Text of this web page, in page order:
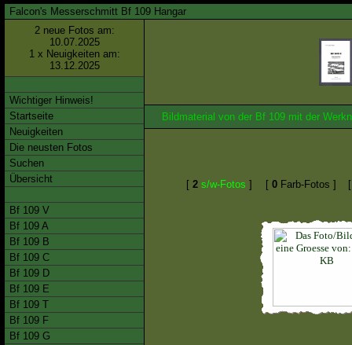
Falcon's Messerschmitt Bf 109 Hangar
2 neue Fotos am:
10.07.2025
1 x Neuigkeiten am:
13.12.2025
Wichtiger Hinweis!
Startseite
Neuigkeiten
Die neusten Fotos
Suchen
Übersicht
Bf 109 V
Bf 109 A
Bf 109 B
Bf 109 C
Bf 109 D
Bf 109 E
Bf 109 T
Bf 109 F
Bf 109 G
Bildmaterial von der Bf 109 mit der
[ 2 s/w-Fotos ] [ 0 Farb-Fotos ]